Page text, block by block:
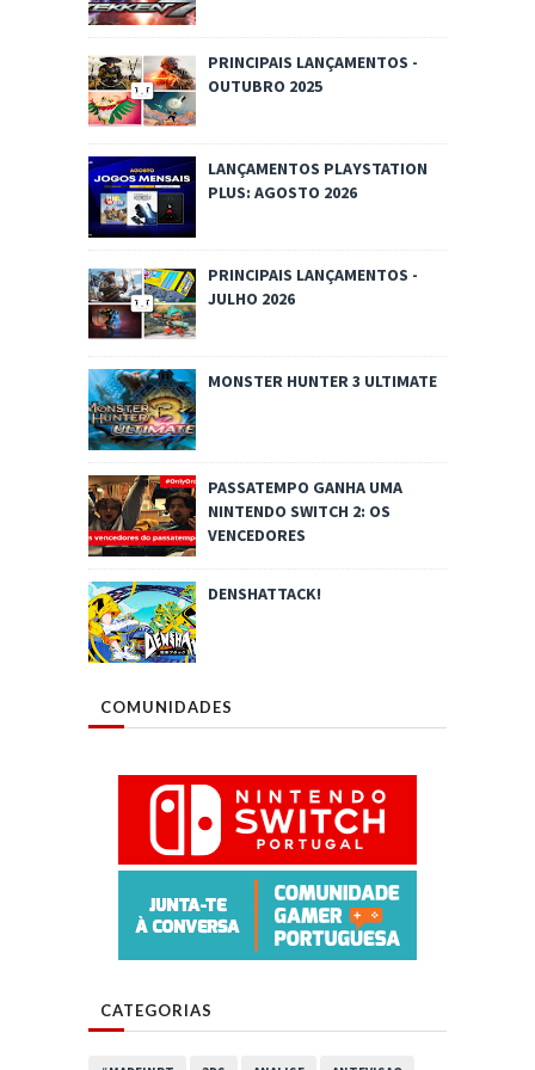
PRINCIPAIS LANÇAMENTOS -
OUTUBRO 2025
LANÇAMENTOS PLAYSTATION
PLUS: AGOSTO 2026
PRINCIPAIS LANÇAMENTOS -
JULHO 2026
MONSTER HUNTER 3 ULTIMATE
PASSATEMPO GANHA UMA
NINTENDO SWITCH 2: OS
VENCEDORES
DENSHATTACK!
COMUNIDADES
CATEGORIAS